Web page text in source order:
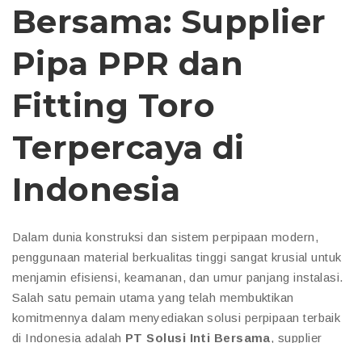
Bersama: Supplier
Pipa PPR dan
Fitting Toro
Terpercaya di
Indonesia
Dalam dunia konstruksi dan sistem perpipaan modern,
penggunaan material berkualitas tinggi sangat krusial untuk
menjamin efisiensi, keamanan, dan umur panjang instalasi.
Salah satu pemain utama yang telah membuktikan
komitmennya dalam menyediakan solusi perpipaan terbaik
di Indonesia adalah PT Solusi Inti Bersama, supplier